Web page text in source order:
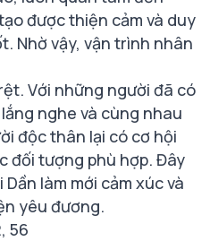
được thiện cảm và duy
Nhờ vậy, vận trình nhân
Với những người đã có
nghe và cùng nhau
độc thân lại có cơ hội
đối tượng phù hợp. Đây
làm mới cảm xúc và
yêu đương.
56